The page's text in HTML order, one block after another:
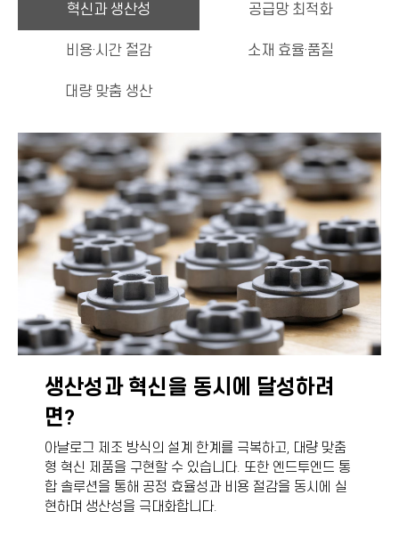
혁신과 생산성 공급망 최적화
비용·시간 절감 소재 효율·품질
대량 맞춤 생산
생산성과 혁신을 동시에 달성하려
면?
아날로그 제조 방식의 설계 한계를 극복하고, 대량 맞춤
형 혁신 제품을 구현할 수 있습니다. 또한 엔드투엔드 통
합 솔루션을 통해 공정 효율성과 비용 절감을 동시에 실
현하며 생산성을 극대화합니다.